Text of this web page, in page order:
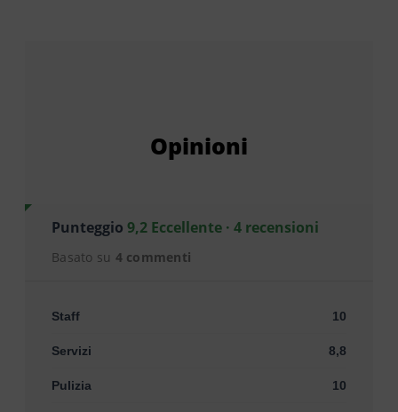
Opinioni
Punteggio 9,2 Eccellente · 4 recensioni
Basato su 4 commenti
Staff 10
Servizi 8,8
Pulizia 10